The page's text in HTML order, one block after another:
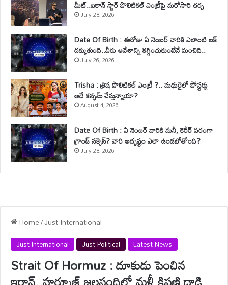
మీట్..ఐకాన్ స్టార్ పొలిటికల్ ఎంట్రీపై మరోసారి చర్చ
July 28, 2026
Date Of Birth : ఈరోజు ఏ నెంబర్ వారికి ఎలాంటి లక్
దక్కుతుంది..వీరు ఆవేశాన్ని తగ్గించుకుంటేనే మంచిది..
July 26, 2026
Trisha : త్రిష పొలిటికల్ ఎంట్రీ ?.. మధురైలో పోస్టర్లు
అదే కన్ఫమ్ చేస్తున్నాయా?
August 4, 2026
Date Of Birth : ఏ నెంబర్ వారికి మనీ, కెరీర్ పరంగా
గ్రాండ్ సక్సెస్? వారి అదృష్టం ఎలా ఉండబోతోంది?
July 28, 2026